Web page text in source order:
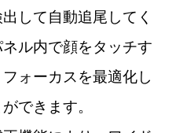
して自動追尾してく
ル内で顔をタッチす
ォーカスを最適化し
できます。